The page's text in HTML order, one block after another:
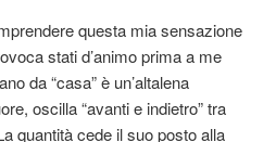
questa mia sensazione
stati d’animo prima a me
da “casa” è un’altalena
oscilla “avanti e indietro” tra
quantità cede il suo posto alla